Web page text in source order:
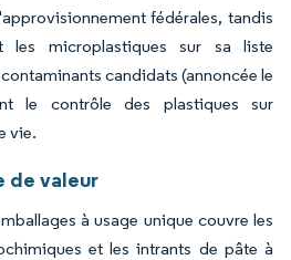
fédérales, tandis
les microplastiques sur sa liste
candidats (annoncée le
le contrôle des plastiques sur
vie.
de valeur
à usage unique couvre les
et les intrants de pâte à